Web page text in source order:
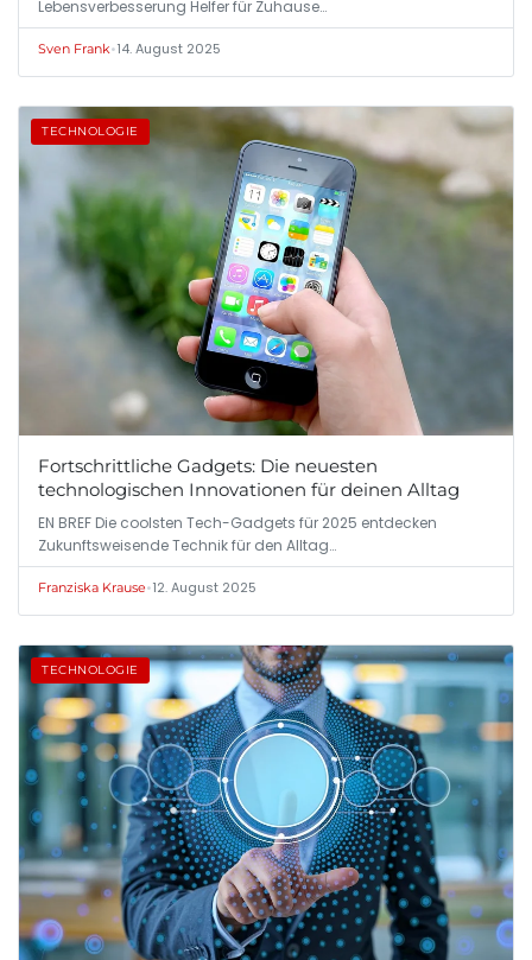
Lebensverbesserung Helfer für Zuhause…
Sven Frank•14. August 2025
TECHNOLOGIE
Fortschrittliche Gadgets: Die neuesten
technologischen Innovationen für deinen Alltag
EN BREF Die coolsten Tech-Gadgets für 2025 entdecken
Zukunftsweisende Technik für den Alltag…
Franziska Krause•12. August 2025
TECHNOLOGIE